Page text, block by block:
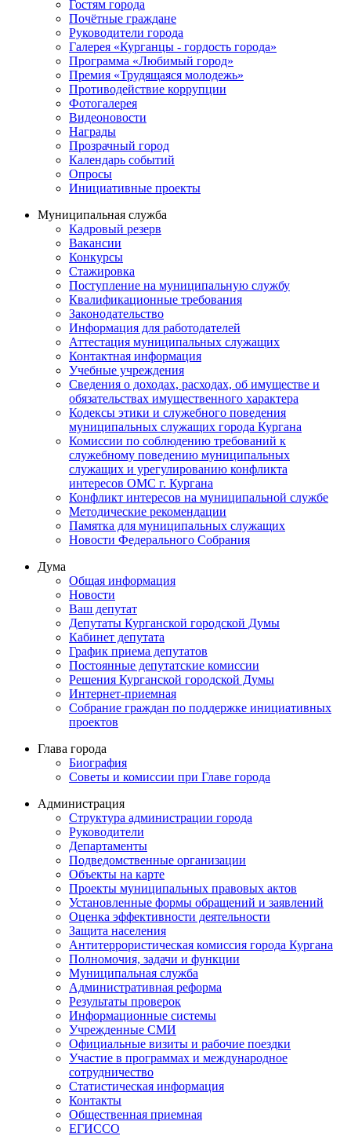
Гостям города
Почётные граждане
Руководители города
Галерея «Курганцы - гордость города»
Программа «Любимый город»
Премия «Трудящаяся молодежь»
Противодействие коррупции
Фотогалерея
Видеоновости
Награды
Прозрачный город
Календарь событий
Опросы
Инициативные проекты
Муниципальная служба
Кадровый резерв
Вакансии
Конкурсы
Стажировка
Поступление на муниципальную службу
Квалификационные требования
Законодательство
Информация для работодателей
Аттестация муниципальных служащих
Контактная информация
Учебные учреждения
Сведения о доходах, расходах, об имуществе и
обязательствах имущественного характера
Кодексы этики и служебного поведения
муниципальных служащих города Кургана
Комиссии по соблюдению требований к
служебному поведению муниципальных
служащих и урегулированию конфликта
интересов ОМС г. Кургана
Конфликт интересов на муниципальной службе
Методические рекомендации
Памятка для муниципальных служащих
Новости Федерального Cобрания
Дума
Общая информация
Новости
Ваш депутат
Депутаты Курганской городской Думы
Кабинет депутата
График приема депутатов
Постоянные депутатские комиссии
Решения Курганской городской Думы
Интернет-приемная
Собрание граждан по поддержке инициативных
проектов
Глава города
Биография
Советы и комиссии при Главе города
Администрация
Структура администрации города
Руководители
Департаменты
Подведомственные организации
Объекты на карте
Проекты муниципальных правовых актов
Установленные формы обращений и заявлений
Оценка эффективности деятельности
Защита населения
Антитеррористическая комиссия города Кургана
Полномочия, задачи и функции
Муниципальная служба
Административная реформа
Результаты проверок
Информационные системы
Учрежденные СМИ
Официальные визиты и рабочие поездки
Участие в программах и международное
сотрудничество
Статистическая информация
Контакты
Общественная приемная
ЕГИССО